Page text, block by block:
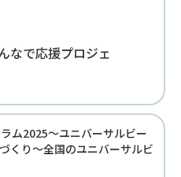
なで応援プロジェ